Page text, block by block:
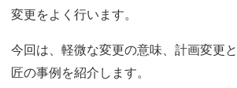
変更をよく行います。
今回は、軽微な変更の意味、計画変更
匠の事例を紹介します。